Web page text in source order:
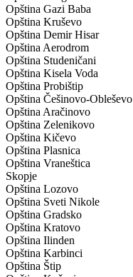
Opština Gazi Baba
Opština Kruševo
Opština Demir Hisar
Opština Aerodrom
Opština Studeničani
Opština Kisela Voda
Opština Probištip
Opština Češinovo-Obleševo
Opština Aračinovo
Opština Zelenikovo
Opština Kičevo
Opština Plasnica
Opština Vraneštica
Skopje
Opština Lozovo
Opština Sveti Nikole
Opština Gradsko
Opština Kratovo
Opština Ilinden
Opština Karbinci
Opština Štip